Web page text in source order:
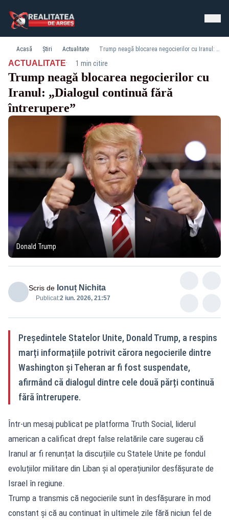
Acasă Știri Actualitate Trump neagă blocarea negocierilor cu Iranul: „Dialogul continuă fără întrerupere”
ACTUALITATE· 1 min citire
Trump neagă blocarea negocierilor cu
Iranul: „Dialogul continuă fără
întrerupere”
Donald Trump
Scris de Ionuț Nichita
Publicat:2 iun. 2026, 21:57
Președintele Statelor Unite, Donald Trump, a respins
marți informațiile potrivit cărora negocierile dintre
Washington și Teheran ar fi fost suspendate,
afirmând că dialogul dintre cele două părți continuă
fără întrerupere.
Într-un mesaj publicat pe platforma Truth Social, liderul
american a calificat drept false relatările care sugerau că
Iranul ar fi renunțat la discuțiile cu Statele Unite pe fondul
evoluțiilor militare din Liban și al operațiunilor desfășurate de
Israel în regiune.
Trump a transmis că negocierile sunt în desfășurare în mod
constant și că au continuat în ultimele zile fără niciun fel de